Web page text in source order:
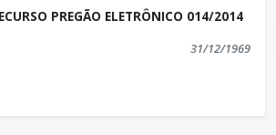
PREGÃO ELETRÔNICO 014/2014
31/12/1969